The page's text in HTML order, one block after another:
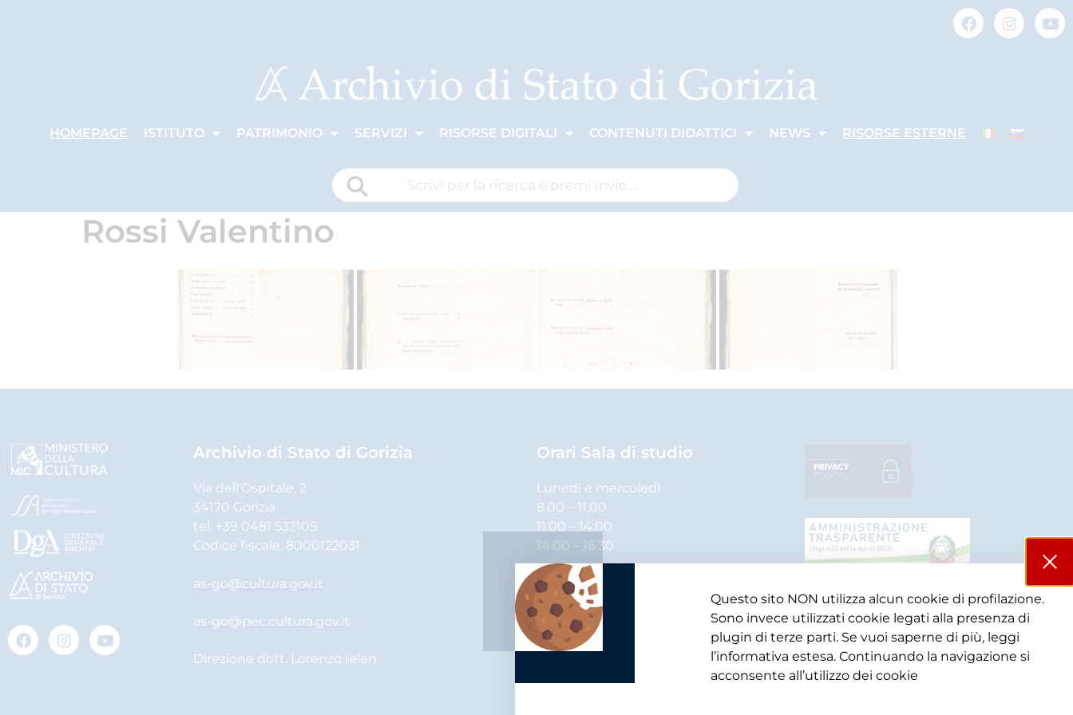
HOMEPAGE ISTITUTO PATRIMONIO SERVIZI RISORSE DIGITALI CONTENUTI DIDATTICI NEWS RISORSE ESTERNE
Rossi Valentino
Archivio di Stato di Gorizia
Via dell’Ospitale, 2
34170 Gorizia
tel. +39 0481 532105
Codice fiscale: 8000122031
as-go@cultura.gov.it
as-go@pec.cultura.gov.it
Direzione dott. Lorenzo Ielen
Orari Sala di studio
Lunedì e mercoledì
8.00 – 11.00
11.00 – 14.00
14.00 – 16.30
Martedì, giovedì e venerdì
8.00 – 11.00
11.00 – 14.00
Questo sito NON utilizza alcun cookie di profilazione.
Sono invece utilizzati cookie legati alla presenza di
plugin di terze parti. Se vuoi saperne di più, leggi
l’informativa estesa. Continuando la navigazione si
acconsente all’utilizzo dei cookie​